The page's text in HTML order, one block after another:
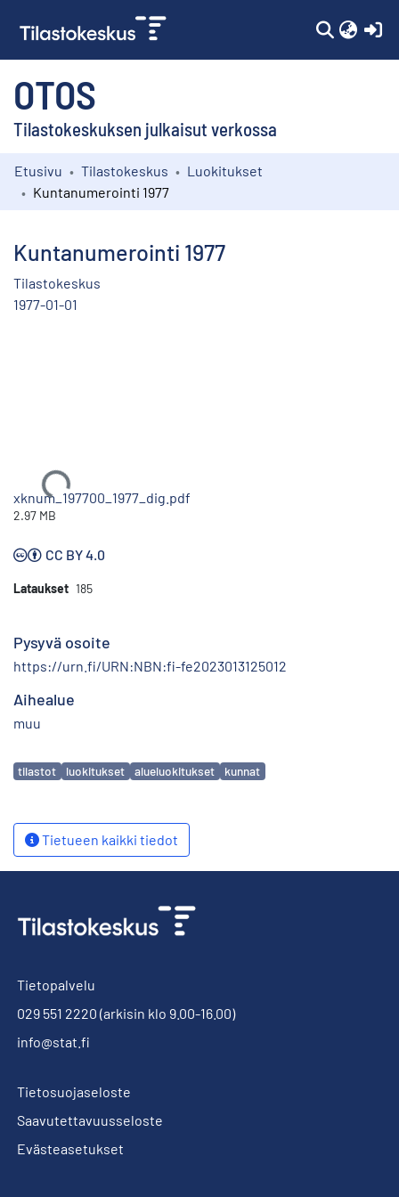
OTOS
Tilastokeskuksen julkaisut verkossa
Kokoelmat
Etusivu Tilastokeskus
Luokitukset
Kuntanumerointi 1977
Kuntanumerointi 1977
Tilastokeskus
1977-01-01
Ladataan...
xknum_197700_1977_dig.pdf
2.97 MB
CC BY 4.0
Lataukset 185
Pysyvä osoite
https://urn.fi/URN:NBN:fi-fe2023013125012
Aihealue
muu
Avainsanat
tilastot luokitukset alueluokitukset kunnat
Tietueen kaikki tiedot
Tietopalvelu
029 551 2220 (arkisin klo 9.00-16.00)
info@stat.fi
Tietosuojaseloste
Saavutettavuusseloste
Evästeasetukset